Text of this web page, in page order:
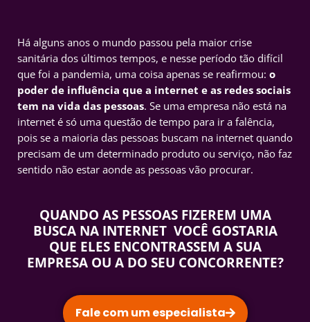
Há alguns anos o mundo passou pela maior crise
sanitária dos últimos tempos, e nesse período tão difícil
que foi a pandemia, uma coisa apenas se reafirmou: o
poder de influência que a internet e as redes sociais
tem na vida das pessoas. Se uma empresa não está na
internet é só uma questão de tempo para ir a falência,
pois se a maioria das pessoas buscam na internet quando
precisam de um determinado produto ou serviço, não faz
sentido não estar aonde as pessoas vão procurar.
QUANDO AS PESSOAS FIZEREM UMA
BUSCA NA INTERNET VOCÊ GOSTARIA
QUE ELES ENCONTRASSEM A SUA
EMPRESA OU A DO SEU CONCORRENTE?
Fale com um especialista